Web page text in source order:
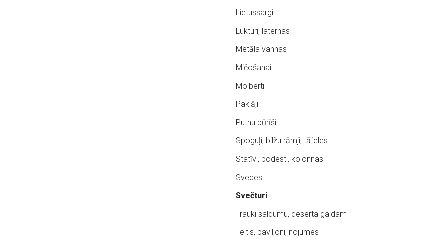
Lietussargi
Lukturi, laternas
Metāla vannas
Mičošanai
Molberti
Paklāji
Putnu būrīši
Spoguļi, bilžu rāmji, tāfeles
Statīvi, podesti, kolonnas
Sveces
Svečturi
Trauki saldumu, deserta galdam
Teltis, paviljoni, nojumes